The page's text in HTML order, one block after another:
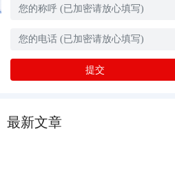
提交
最新文章